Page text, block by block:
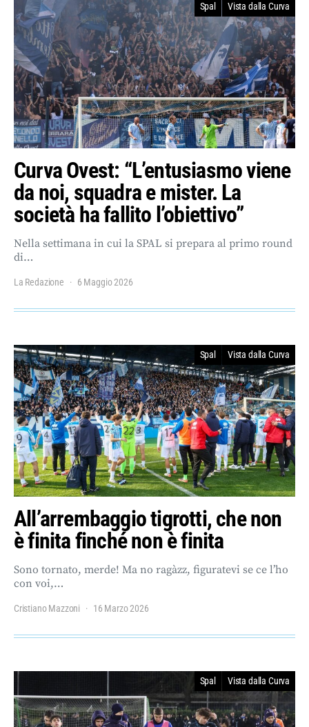
Spal Vista dalla Curva
Curva Ovest: “L’entusiasmo viene
da noi, squadra e mister. La
società ha fallito l’obiettivo”
Nella settimana in cui la SPAL si prepara al primo round
di…
La Redazione 6 Maggio 2026
Spal Vista dalla Curva
All’arrembaggio tigrotti, che non
è finita finché non è finita
Sono tornato, merde! Ma no ragàzz, figuratevi se ce l’ho
con voi,…
Cristiano Mazzoni 16 Marzo 2026
Spal Vista dalla Curva